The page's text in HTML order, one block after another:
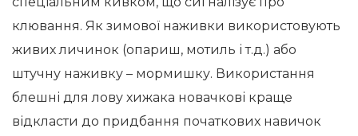
клювання. Як зимової наживки використовують
живих личинок (опариш, мотиль і т.д.) або
штучну наживку – мормишку. Використання
блешні для лову хижака новачкові краще
відкласти до придбання початкових навичок